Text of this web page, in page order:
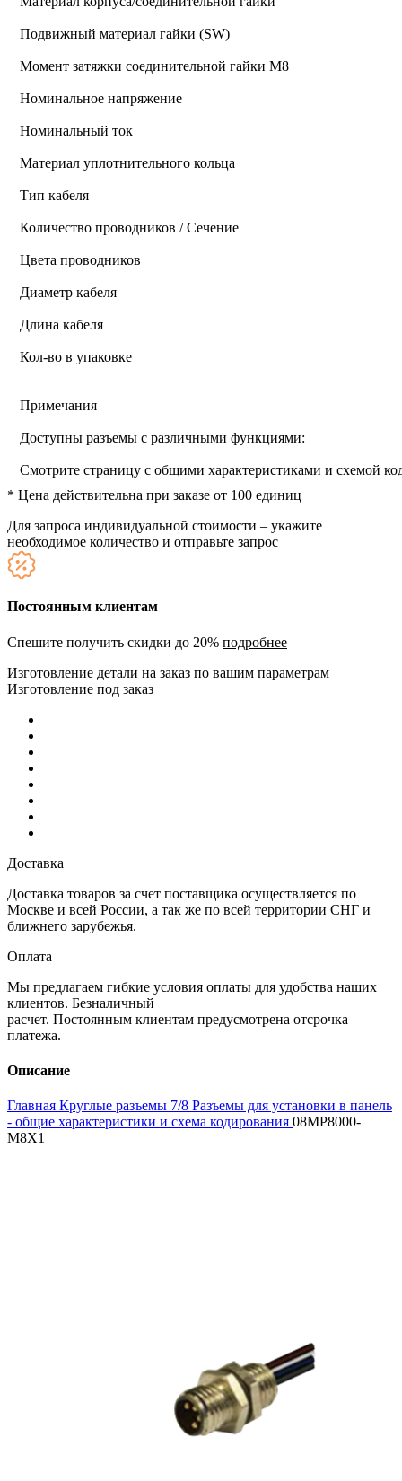
Подвижный материал гайки (SW)
Момент затяжки соединительной гайки M8
Номинальное напряжение
Номинальный ток
Материал уплотнительного кольца
Тип кабеля
Количество проводников / Сечение
Цвета проводников
Диаметр кабеля
Длина кабеля
Кол-во в упаковке
Примечания
Доступны разъемы с различными функциями:
Смотрите страницу с общими характеристиками и схемой
* Цена действительна при заказе от 100 единиц
Для запроса индивидуальной стоимости – укажите
необходимое количество и отправьте запрос
Постоянным клиентам
Спешите получить скидки до 20% подробнее
Изготовление детали на заказ по вашим параметрам
Изготовление под заказ
Доставка
Доставка товаров за счет поставщика осуществляется по
Москве и всей России, а так же по всей территории СНГ и
ближнего зарубежья.
Оплата
Мы предлагаем гибкие условия оплаты для удобства наших
клиентов. Безналичный
расчет. Постоянным клиентам предусмотрена отсрочка
платежа.
Описание
Главная Круглые разъемы 7/8 Разъемы для установки в панель
- общие характеристики и схема кодирования 08MP8000-
M8X1